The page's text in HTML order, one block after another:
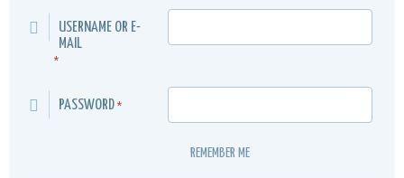
USERNAME OR E-
MAIL
*
PASSWORD *
REMEMBER ME